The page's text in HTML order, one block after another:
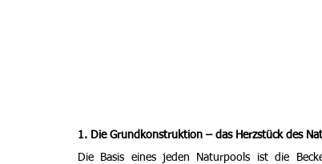
1. Die Grundkonstruktion – das Herzstück des
Die Basis eines jeden Naturpools ist die